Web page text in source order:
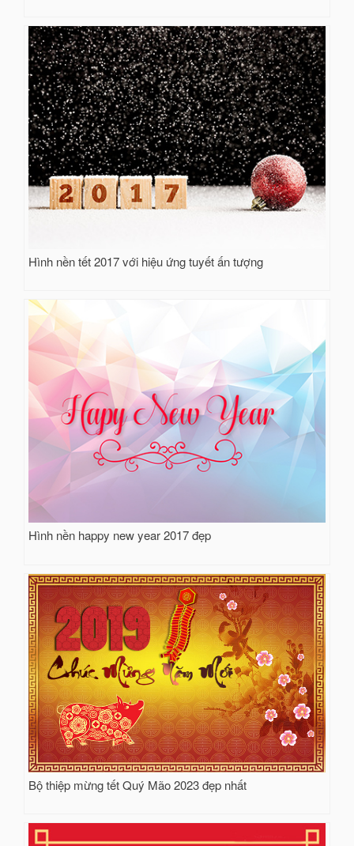
Hình nền tết 2017 với hiệu ứng tuyết ấn tượng
Hình nền happy new year 2017 đẹp
Bộ thiệp mừng tết Quý Mão 2023 đẹp nhất